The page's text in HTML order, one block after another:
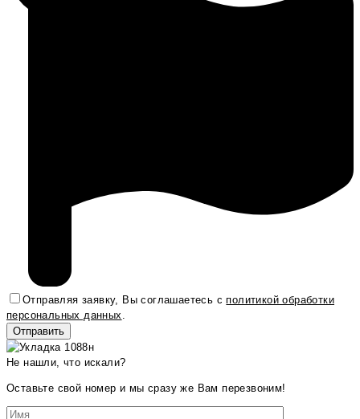
Отправляя заявку, Вы соглашаетесь сполитикой обработки
персональных данных.
Не нашли, что искали?
Оставьте свой номер и мы сразу же Вам перезвоним!